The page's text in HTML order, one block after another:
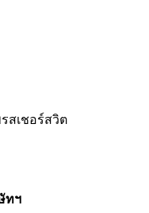
สเชอร์สวิต
ทฯ